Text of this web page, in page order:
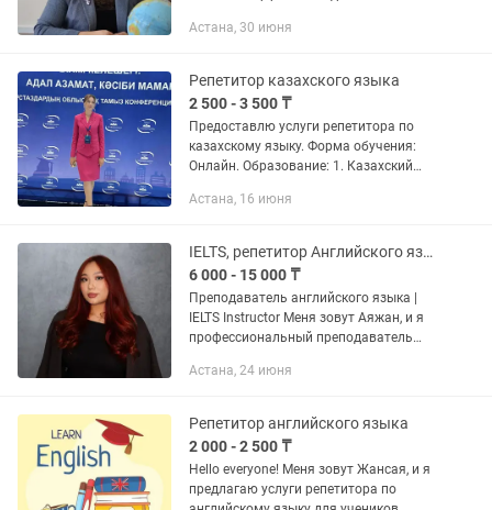
Запишитесь на бесплатный пробный
Астана, 30 июня
Репетитор казахского языка
2 500 - 3 500 ₸
Предоставлю услуги репетитора по
казахскому языку. Форма обучения:
Онлайн. Образование: 1. Казахский
Мусина, кафедра дошкольного
Астана, 16 июня
IELTS, репетитор Английского языка
6 000 - 15 000 ₸
Преподаватель английского языка |
IELTS Instructor Меня зовут Аяжан, и я
профессиональный преподаватель
летним опытом работы. Свободно
Астана, 24 июня
Репетитор английского языка
2 000 - 2 500 ₸
Hello everyone! Меня зовут Жансая, и я
предлагаю услуги репетитора по